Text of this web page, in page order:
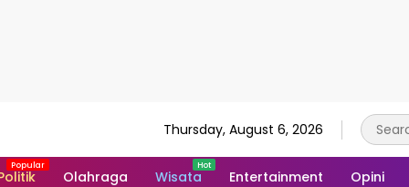
Thursday, August 6, 2026
Olahraga Wisata Entertainment Opini